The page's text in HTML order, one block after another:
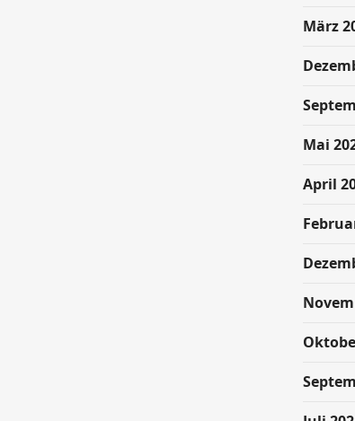
März
Mai
April